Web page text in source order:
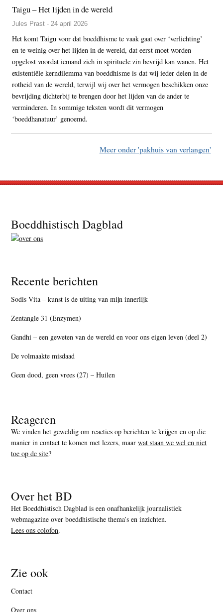
Taigu – Het lijden in de wereld
Jules Prast - 24 april 2026
Het komt Taigu voor dat boeddhisme te vaak gaat over ‘verlichting’
en te weinig over het lijden in de wereld, dat eerst moet worden
opgelost voordat iemand zich in spirituele zin bevrijd kan wanen. Het
existentiële kerndilemma van boeddhisme is dat wij ieder delen in de
rotheid van de wereld, terwijl wij over het vermogen beschikken onze
bevrijding dichterbij te brengen door het lijden van de ander te
verminderen. In sommige teksten wordt dit vermogen
‘boeddhanatuur’ genoemd.
Meer onder 'pakhuis van verlangen'
Footer
Boeddhistisch Dagblad
Recente berichten
Sodis Vita – kunst is de uiting van mijn innerlijk
Zentangle 31 (Enzymen)
Gandhi – een geweten van de wereld en voor ons eigen leven (deel 2)
De volmaakte misdaad
Geen dood, geen vrees (27) – Huilen
Reageren
We vinden het geweldig om reacties op berichten te krijgen en op die
manier in contact te komen met lezers, maarwat staan we wel en niet
toe op de site?
Over het BD
Het Boeddhistisch Dagblad is een onafhankelijk journalistiek
webmagazine over boeddhistische thema’s en inzichten.
Lees ons colofon.
Zie ook
Contact
Over ons